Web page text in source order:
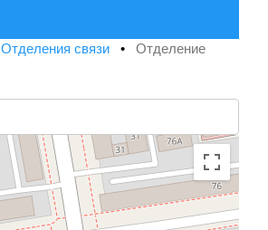
Отделения связи • Отделение